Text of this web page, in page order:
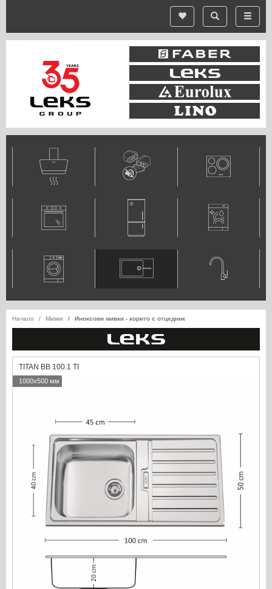
Начало Мивки Иноксови мивки - корито с отцедник
TITAN BB 100.1 TI
1000x500 мм